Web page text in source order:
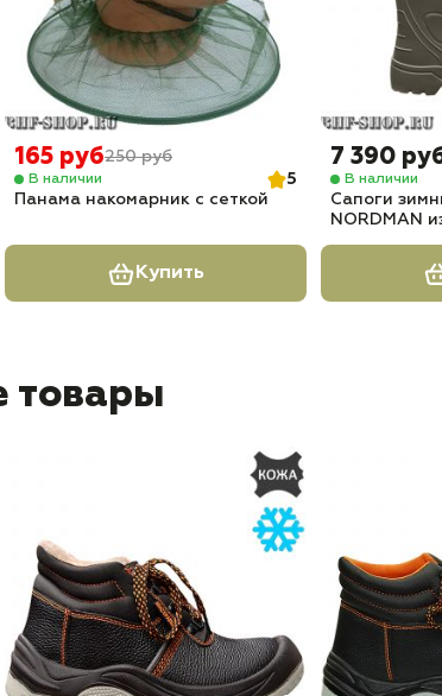
165 руб250 руб
В наличии
5
Панама накомарник с сеткой
Купить
7 390
В наличии
Сапоги
NORDMAN
товары